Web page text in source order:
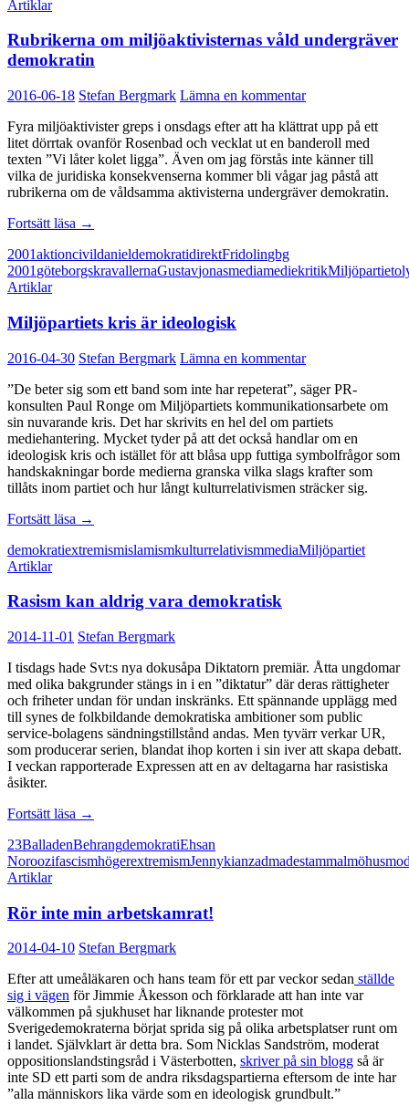
Artiklar
Rubrikerna om miljöaktivisternas våld undergräver
demokratin
2016-06-18 Stefan Bergmark Lämna en kommentar
Fyra miljöaktivister greps i onsdags efter att ha klättrat upp på ett
litet dörrtak ovanför Rosenbad och vecklat ut en banderoll med
texten ”Vi låter kolet ligga”. Även om jag förstås inte känner till
vilka de juridiska konsekvenserna kommer bli vågar jag påstå att
rubrikerna om de våldsamma aktivisterna undergräver demokratin.
Fortsätt läsa Rubrikerna
miljöaktivisternas
våld
→
2001aktioncivildanieldemokratidirektFridolingbg
2001 göteborgskravallernaGustavjonasmediamediekritikMiljöpartiet
Artiklar
Miljöpartiets kris är ideologisk
2016-04-30 Stefan Bergmark Lämna en kommentar
”De beter sig som ett band som inte har repeterat”, säger PR-
konsulten Paul Ronge om Miljöpartiets kommunikationsarbete om
sin nuvarande kris. Det har skrivits en hel del om partiets
mediehantering. Mycket tyder på att det också handlar om en
ideologisk kris och istället för att blåsa upp futtiga symbolfrågor som
handskakningar borde medierna granska vilka slags krafter som
tillåts inom partiet och hur långt kulturrelativismen sträcker sig.
Fortsätt läsa Miljöpartiets
är
→
demokratiextremismislamismkulturrelativismmediaMiljöpartiet
Artiklar
Rasism kan aldrig vara demokratisk
2014-11-01 Stefan Bergmark
I tisdags hade Svt:s nya dokusåpa Diktatorn premiär. Åtta ungdomar
med olika bakgrunder stängs in i en ”diktatur” där deras rättigheter
och friheter undan för undan inskränks. Ett spännande upplägg med
till synes de folkbildande demokratiska ambitioner som public
service-bolagens sändningstillstånd andas. Men tyvärr verkar UR,
som producerar serien, blandat ihop korten i sin iver att skapa debatt.
I veckan rapporterade Expressen att en av deltagarna har rasistiska
åsikter.
Fortsätt läsa Rasism
aldrig
vara
→
23BalladenBehrangdemokratiEhsan
NoroozifascismhögerextremismJennykianzadmadestammalmöhus
Artiklar
Rör inte min arbetskamrat!
2014-04-10 Stefan Bergmark
Efter att umeåläkaren och hans team för ett par veckor sedan ställde
sig i vägen för Jimmie Åkesson och förklarade att han inte var
välkommen på sjukhuset har liknande protester mot
Sverigedemokraterna börjat sprida sig på olika arbetsplatser runt om
i landet. Självklart är detta bra. Som Nicklas Sandström, moderat
oppositionslandstingsråd i Västerbotten, skriver på sin blogg så är
inte SD ett parti som de andra riksdagspartierna eftersom de inte har
”alla människors lika värde som en ideologisk grundbult.”